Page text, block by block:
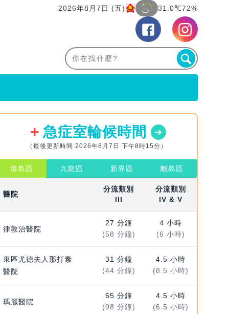
2026年8月7日 (五) 31.0℃72%
急症室輪候時間
（最後更新時間 2026年8月7日 下午8時15分）
港島區 九龍區 新界區 離島區
醫院
分流類別
III
分流類別
IV & V
律敦治醫院
27 分鐘
(58 分鐘)
4 小時
(6 小時)
東區尤德夫人那打素
醫院
31 分鐘
(44 分鐘)
4.5 小時
(8.5 小時)
瑪麗醫院
65 分鐘
(98 分鐘)
4.5 小時
(6.5 小時)